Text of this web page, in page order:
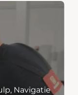
Navigatie